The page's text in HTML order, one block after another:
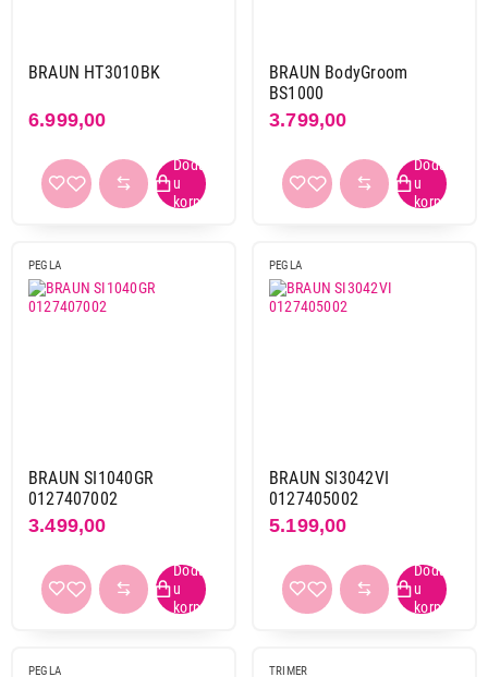
BRAUN HT3010BK
6.999,00
BRAUN BodyGroom
BS1000
3.799,00
PEGLA
BRAUN SI1040GR
0127407002
3.499,00
PEGLA
BRAUN SI3042VI
0127405002
5.199,00
PEGLA TRIMER